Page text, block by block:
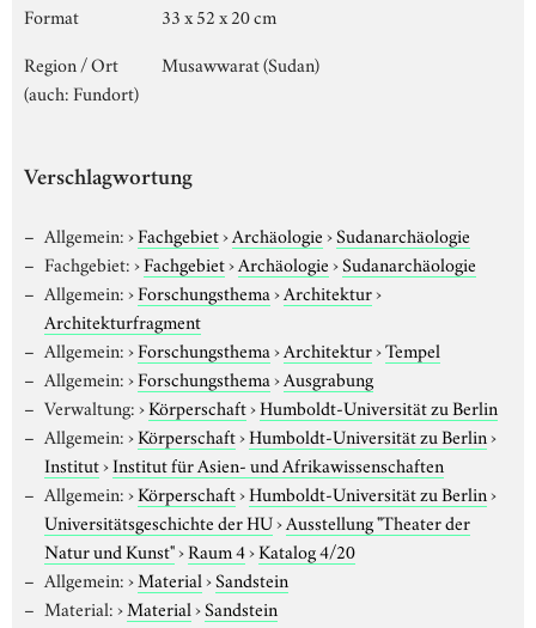
Format
33 x 52 x 20 cm
Region / Ort
(auch: Fundort)
Musawwarat (Sudan)
Verschlagwortung
Allgemein:›Fachgebiet›Archäologie›Sudanarchäologie
Fachgebiet:›Fachgebiet›Archäologie›Sudanarchäologie
Allgemein:›Forschungsthema›Architektur›
Architekturfragment
Allgemein:›Forschungsthema›Architektur›Tempel
Allgemein:›Forschungsthema›Ausgrabung
Verwaltung:›Körperschaft›Humboldt-Universität zu Berlin
Allgemein:›Körperschaft›Humboldt-Universität zu Berlin›
Institut›Institut für Asien- und Afrikawissenschaften
Allgemein:›Körperschaft›Humboldt-Universität zu Berlin›
Universitätsgeschichte der HU›Ausstellung "Theater der
Natur und Kunst"›Raum 4›Katalog 4/20
Allgemein:›Material›Sandstein
Material:›Material›Sandstein